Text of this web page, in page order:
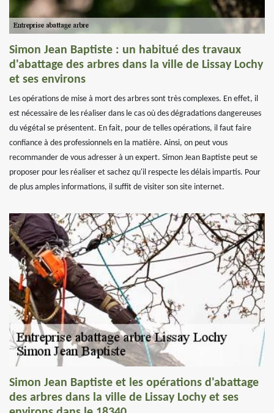
Simon Jean Baptiste : un habitué des travaux
d'abattage des arbres dans la ville de Lissay Lochy
et ses environs
Les opérations de mise à mort des arbres sont très complexes. En effet, il
est nécessaire de les réaliser dans le cas où des dégradations dangereuses
du végétal se présentent. En fait, pour de telles opérations, il faut faire
confiance à des professionnels en la matière. Ainsi, on peut vous
recommander de vous adresser à un expert. Simon Jean Baptiste peut se
proposer pour les réaliser et sachez qu'il respecte les délais impartis. Pour
de plus amples informations, il suffit de visiter son site internet.
Simon Jean Baptiste et les opérations d'abattage
des arbres dans la ville de Lissay Lochy et ses